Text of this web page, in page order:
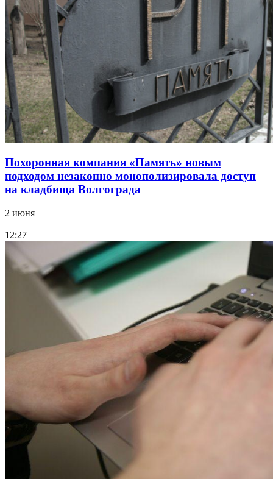
Похоронная компания «Память» новым
подходом незаконно монополизировала доступ
на кладбища Волгограда
2 июня
12:27